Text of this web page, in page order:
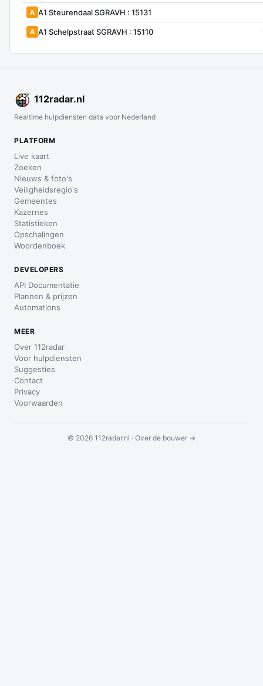
A A1 Steurendaal SGRAVH : 15131
A A1 Schelpstraat SGRAVH : 15110
112radar.nl
Realtime hulpdiensten data voor Nederland
PLATFORM
Live kaart
Zoeken
Nieuws & foto's
Veiligheidsregio's
Gemeentes
Kazernes
Statistieken
Opschalingen
Woordenboek
DEVELOPERS
API Documentatie
Plannen & prijzen
Automations
MEER
Over 112radar
Voor hulpdiensten
Suggesties
Contact
Privacy
Voorwaarden
© 2026 112radar.nl · Over de bouwer →